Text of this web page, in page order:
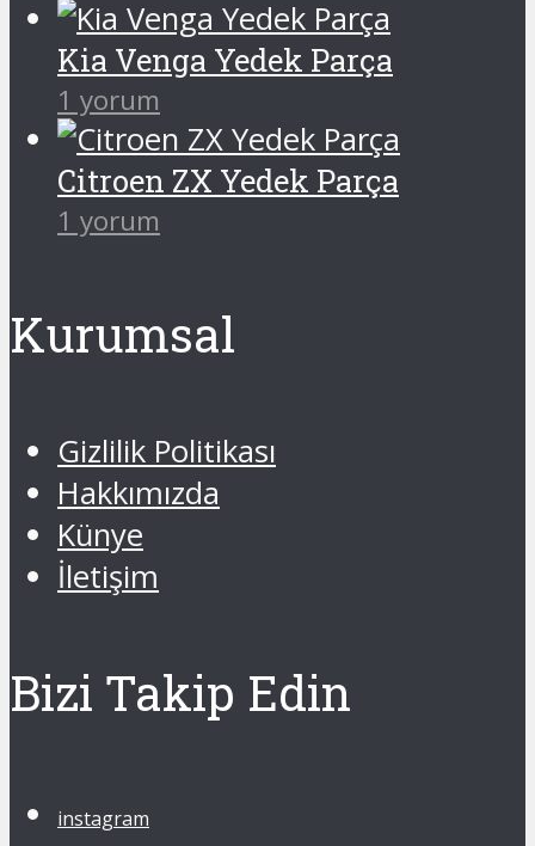
Kia Venga Yedek Parça
1 yorum
Citroen ZX Yedek Parça
1 yorum
Kurumsal
Gizlilik Politikası
Hakkımızda
Künye
İletişim
Bizi Takip Edin
instagram